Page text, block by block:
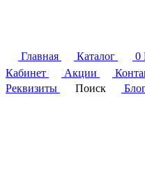
Главная Каталог 0
Кабинет
Акции
Реквизиты
Поиск